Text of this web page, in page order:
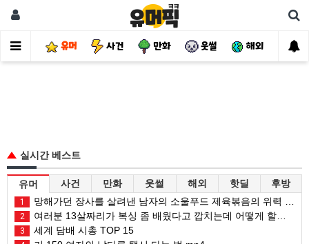
유머 사건 만화 웃썰 해외 핫
실시간 베스트
유머 사건 만화 웃썰 해외 핫딜 후방
1 망해가던 장사를 살려낸 남자의 소울푸드 제육볶음의 위력 ㅋㅋ
2 여러분 13살짜리가 복싱 좀 배웠다고 깝치는데 어떻게 할까요?
3 세계 담배 시총 TOP 15